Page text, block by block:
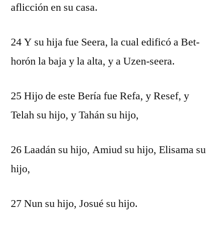
aflicción en su casa.
24 Y su hija fue Seera, la cual edificó a Bet-
horón la baja y la alta, y a Uzen-seera.
25 Hijo de este Bería fue Refa, y Resef, y
Telah su hijo, y Tahán su hijo,
26 Laadán su hijo, Amiud su hijo, Elisama su
hijo,
27 Nun su hijo, Josué su hijo.